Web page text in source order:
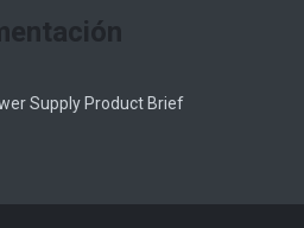
Supply Product Brief